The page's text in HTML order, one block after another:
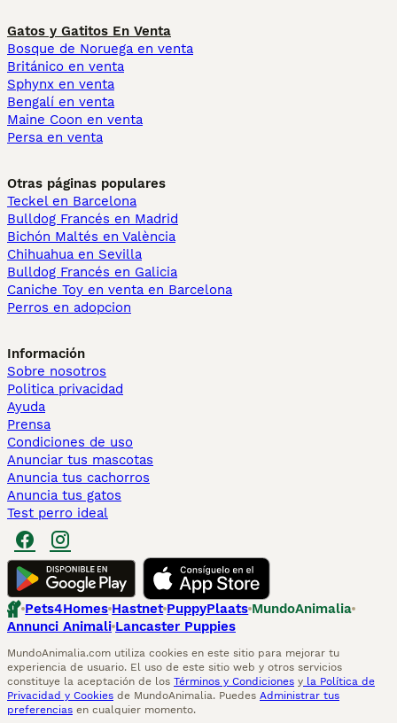
Gatos y Gatitos En Venta
Bosque de Noruega en venta
Británico en venta
Sphynx en venta
Bengalí en venta
Maine Coon en venta
Persa en venta
Otras páginas populares
Teckel en Barcelona
Bulldog Francés en Madrid
Bichón Maltés en València
Chihuahua en Sevilla
Bulldog Francés en Galicia
Caniche Toy en venta en Barcelona
Perros en adopcion
Información
Sobre nosotros
Politica privacidad
Ayuda
Prensa
Condiciones de uso
Anunciar tus mascotas
Anuncia tus cachorros
Anuncia tus gatos
Test perro ideal
Pets4Homes Hastnet PuppyPlaats MundoAnimalia
Annunci Animali Lancaster Puppies
MundoAnimalia.com utiliza cookies en este sitio para mejorar tu
experiencia de usuario. El uso de este sitio web y otros servicios
constituye la aceptación de los Términos y Condiciones y la Política de
Privacidad y Cookies de MundoAnimalia. Puedes Administrar tus
preferencias en cualquier momento.